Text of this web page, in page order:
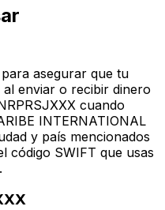
asegurar que tu
enviar o recibir dinero
cuando
INTERNATIONAL
y país mencionados
código SWIFT que usas